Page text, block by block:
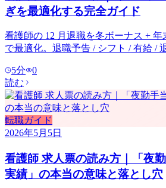
ぎを最適化する完全ガイド
看護師の 12 月退職を冬ボーナス +
で最適化。退職予告 / シフト / 有給 /
5分
0
読む
転職ガイド
2026年5月5日
看護師 求人票の読み方｜「夜
実績」の本当の意味と落とし穴